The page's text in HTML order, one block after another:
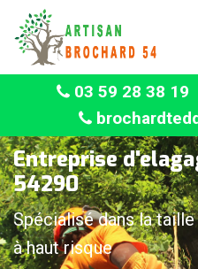
03 59 28 38 19
Entreprise
54290
Spécialisé dans la
à haut risque